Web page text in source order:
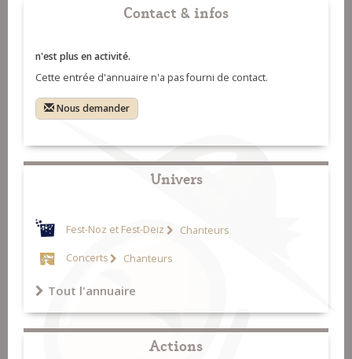
Contact & infos
n'est plus en activité.
Cette entrée d'annuaire n'a pas fourni de contact.
Nous demander
Univers
Fest-Noz et Fest-Deiz Chanteurs
Concerts Chanteurs
Tout l'annuaire
Actions